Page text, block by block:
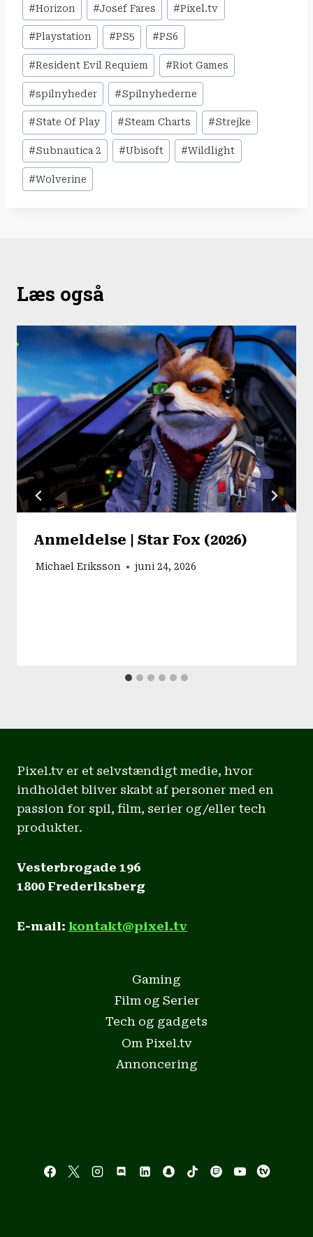
#Horizon #Josef Fares #Pixel.tv
#Playstation #PS5 #PS6
#Resident Evil Requiem #Riot Games
#spilnyheder #Spilnyhederne
#State Of Play #Steam Charts #Strejke
#Subnautica 2 #Ubisoft #Wildlight
#Wolverine
Læs også
Anmeldelse | Star Fox (2026)
Michael Eriksson juni 24, 2026
Pixel.tv er et selvstændigt medie, hvor
indholdet bliver skabt af personer med en
passion for spil, film, serier og/eller tech
produkter.
Vesterbrogade 196
1800 Frederiksberg
E-mail: kontakt@pixel.tv
Gaming
Film og Serier
Tech og gadgets
Om Pixel.tv
Annoncering